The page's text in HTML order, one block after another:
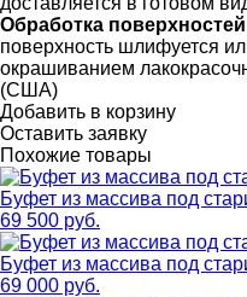
Обработка поверхностей
поверхность шлифуется
окрашиванием
(США)
Добавить в корзину
Оставить заявку
Похожие товары
Буфет из массива под
69 500 руб.
Буфет из массива под
69 000 руб.